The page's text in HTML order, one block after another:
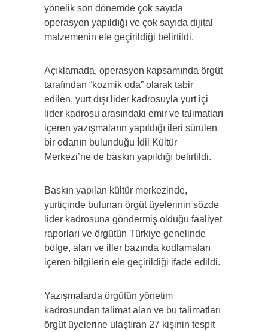
yönelik son dönemde çok sayıda
operasyon yapıldığı ve çok sayıda dijital
malzemenin ele geçirildiği belirtildi.
Açıklamada, operasyon kapsamında örgüt
tarafından “kozmik oda” olarak tabir
edilen, yurt dışı lider kadrosuyla yurt içi
lider kadrosu arasındaki emir ve talimatları
içeren yazışmaların yapıldığı ileri sürülen
bir odanın bulunduğu İdil Kültür
Merkezi’ne de baskın yapıldığı belirtildi.
Baskın yapılan kültür merkezinde,
yurtiçinde bulunan örgüt üyelerinin sözde
lider kadrosuna göndermiş olduğu faaliyet
raporları ve örgütün Türkiye genelinde
bölge, alan ve iller bazında kodlamaları
içeren bilgilerin ele geçirildiği ifade edildi.
Yazışmalarda örgütün yönetim
kadrosundan talimat alan ve bu talimatları
örgüt üyelerine ulaştıran 27 kişinin tespit